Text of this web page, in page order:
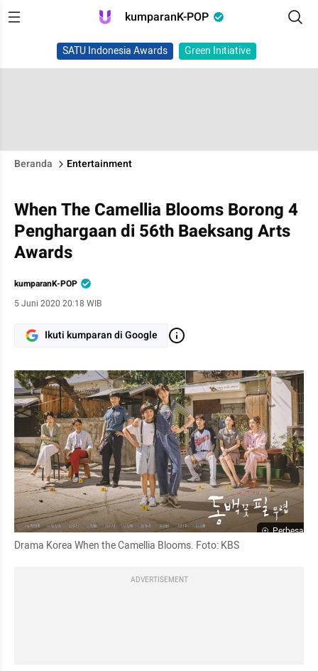
kumparanK-POP
SATU Indonesia Awards Green Initiative
Beranda Entertainment
When The Camellia Blooms Borong 4
Penghargaan di 56th Baeksang Arts
Awards
kumparanK-POP
5 Juni 2020 20:18 WIB
Ikuti kumparan di Google
Perbesar
Drama Korea When the Camellia Blooms. Foto: KBS
ADVERTISEMENT